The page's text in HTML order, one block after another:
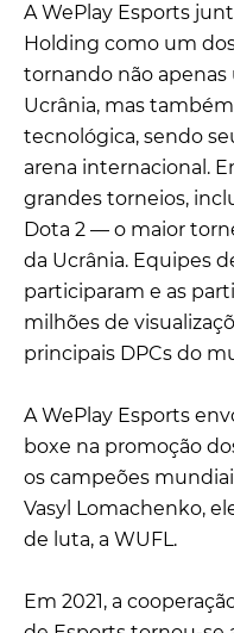
A WePlay Esports
Holding como um
tornando não
Ucrânia, mas
tecnológica, sendo
arena internacional.
grandes torneios,
Dota 2 — o maior
da Ucrânia. Equipes
participaram e as
milhões de
principais DPCs do
A WePlay Esports
boxe na promoção
os campeões
Vasyl Lomachenko,
de luta, a WUFL.
Em 2021, a